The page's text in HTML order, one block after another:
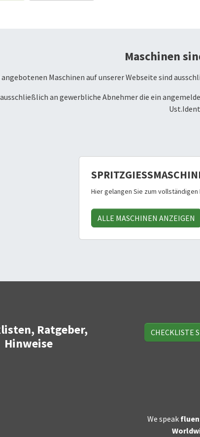
Maschinen
Maschinen auf unserer Webseite sind
an gewerbliche Abnehmer die ein
Hier gelangen Sie zum
ALLE MASCHINEN ANZEIGEN
Ratgeber,
Hinweise
CHECKLISTE
We speak